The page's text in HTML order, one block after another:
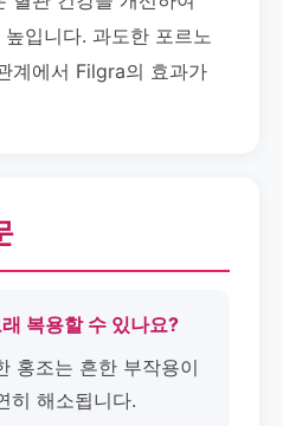
입니다. 과도한 포르노
계에서 Filgra의 효과가
복용할 수 있나요?
홍조는 흔한 부작용이
히 해소됩니다.